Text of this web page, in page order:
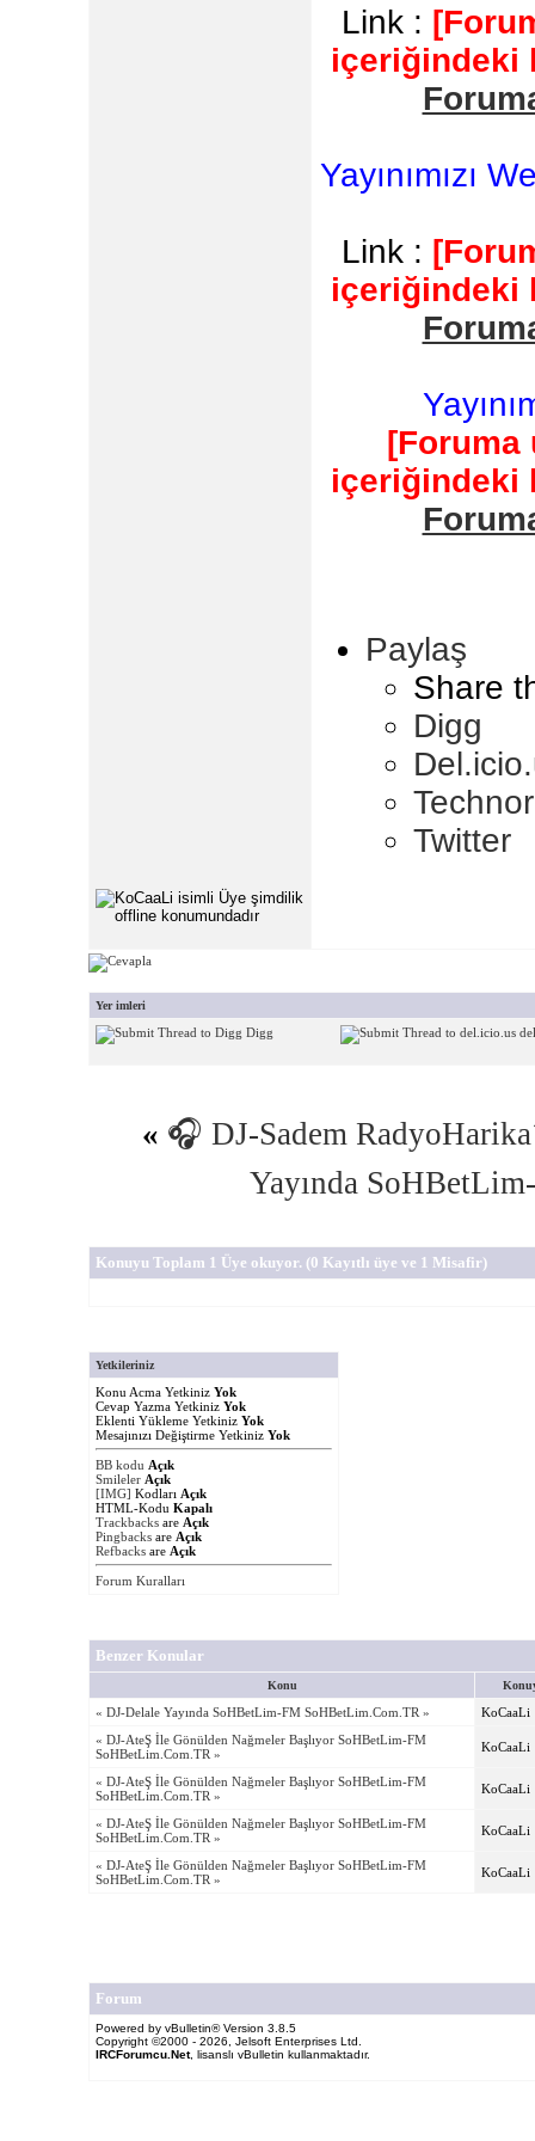
Link :
içeriğindeki
Yayınımızı
Link :
içeriğindeki
[Foruma
içeriğindeki
Paylaş
Share
Digg
Twitter
Yer imleri
Digg
« 🎧 DJ-Sadem
Yayında
Konuyu Toplam 1 Üye okuyor. (0 Kayıtlı üye ve 1 Misafir)
Yetkileriniz
Konu Acma Yetkiniz Yok
Cevap Yazma Yetkiniz Yok
Eklenti Yükleme Yetkiniz Yok
Mesajınızı Değiştirme Yetkiniz Yok
BB kodu Açık
Smileler Açık
[IMG] Kodları Açık
HTML-Kodu Kapalı
Trackbacks are Açık
Pingbacks are Açık
Refbacks are Açık
Forum Kuralları
Benzer Konular
Konu
« DJ-Delale Yayında SoHBetLim-FM SoHBetLim.Com.TR »
KoCaaLi
« DJ-AteŞ İle Gönülden Nağmeler Başlıyor SoHBetLim-FM
SoHBetLim.Com.TR »
KoCaaLi
« DJ-AteŞ İle Gönülden Nağmeler Başlıyor SoHBetLim-FM
SoHBetLim.Com.TR »
KoCaaLi
« DJ-AteŞ İle Gönülden Nağmeler Başlıyor SoHBetLim-FM
SoHBetLim.Com.TR »
KoCaaLi
« DJ-AteŞ İle Gönülden Nağmeler Başlıyor SoHBetLim-FM
SoHBetLim.Com.TR »
KoCaaLi
Forum
Powered by vBulletin® Version 3.8.5
Copyright ©2000 - 2026, Jelsoft Enterprises Ltd.
IRCForumcu.Net, lisanslı vBulletin kullanmaktadır.